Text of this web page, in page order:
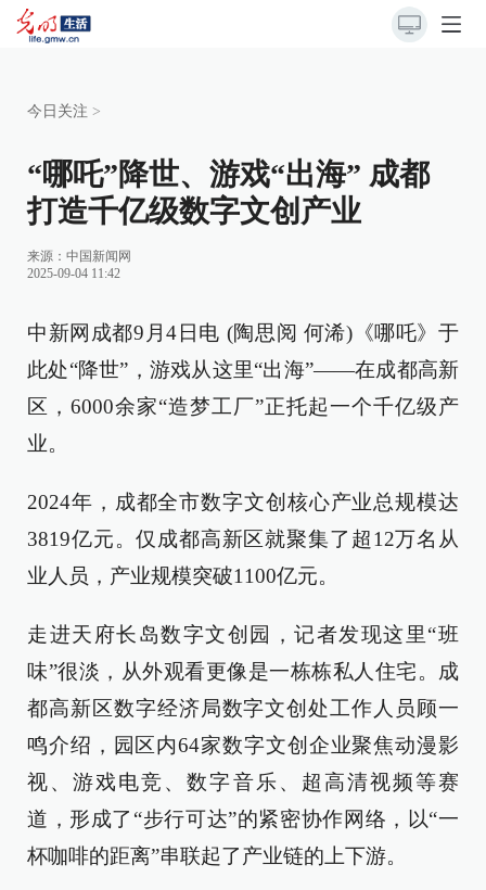
今日关注 >
“哪吒”降世、游戏“出海” 成都
打造千亿级数字文创产业
来源： 中国新闻网
2025-09-04 11:42
中新网成都9月4日电 (陶思阅 何浠)《哪吒》于
此处“降世”，游戏从这里“出海”——在成都高新
区，6000余家“造梦工厂”正托起一个千亿级产
业。
2024年，成都全市数字文创核心产业总规模达
3819亿元。仅成都高新区就聚集了超12万名从
业人员，产业规模突破1100亿元。
走进天府长岛数字文创园，记者发现这里“班
味”很淡，从外观看更像是一栋栋私人住宅。成
都高新区数字经济局数字文创处工作人员顾一
鸣介绍，园区内64家数字文创企业聚焦动漫影
视、游戏电竞、数字音乐、超高清视频等赛
道，形成了“步行可达”的紧密协作网络，以“一
杯咖啡的距离”串联起了产业链的上下游。